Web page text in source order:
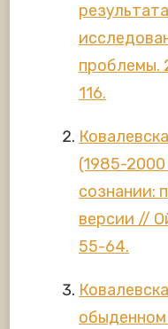
проблемы.
116.
(1985-2000
сознании:
версии //
55-64.